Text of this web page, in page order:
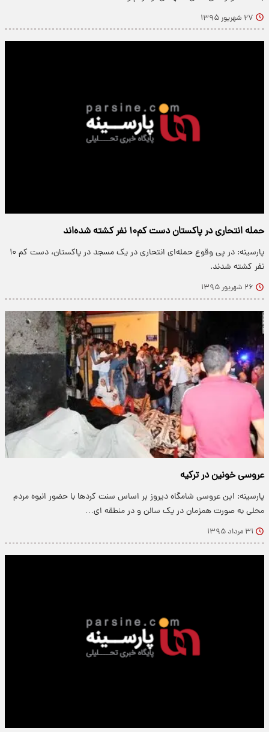
۲۷ شهریور ۱۳۹۵
حمله انتحاری در پاکستان دست کم۱۰ نفر کشته شده‌اند
پارسینه: در پی وقوع حمله‌ای انتحاری در یک مسجد در پاکستان، دست کم ۱۰
نفر کشته شدند.
۲۶ شهریور ۱۳۹۵
عروسی خونین در ترکیه
پارسینه: این عروسی شامگاه دیروز بر اساس سنت کردها با حضور انبوه مردم
محلی به صورت همزمان در یک سالن و در منطقه ای…
۳۱ مرداد ۱۳۹۵